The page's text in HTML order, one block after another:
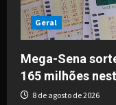
Geral
Mega-Sena
165 milhões
8 de agosto de 2026